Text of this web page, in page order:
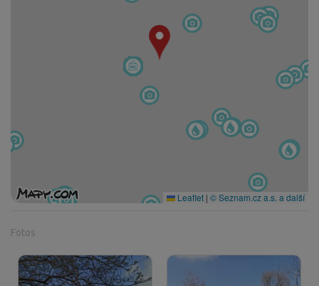
Leaflet | © Seznam.cz a.s. a další
Fotos